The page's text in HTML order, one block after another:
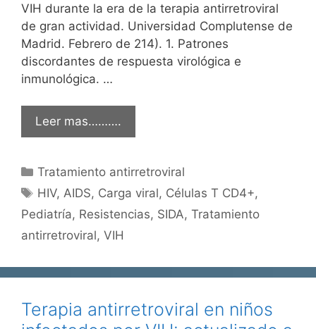
VIH durante la era de la terapia antirretroviral
de gran actividad. Universidad Complutense de
Madrid. Febrero de 214). 1. Patrones
discordantes de respuesta virológica e
inmunológica. …
Leer mas……….
Categorías
Tratamiento antirretroviral
Etiquetas
HIV,AIDS, Carga viral, Células T CD4+,
Pediatría, Resistencias, SIDA, Tratamiento
antirretroviral, VIH
Terapia antirretroviral en niños